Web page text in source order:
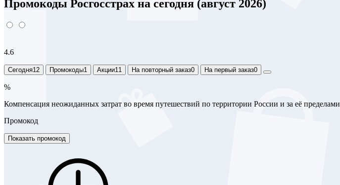
Промокоды Росгосстрах на сегодня (август 2026)
4.6
Сегодня12 Промокоды1 Акции11 На повторный заказ0 На первый заказ0
%
Компенсация неожиданных затрат во время путешествий по территории России и за её пределами
Промокод
Показать промокод